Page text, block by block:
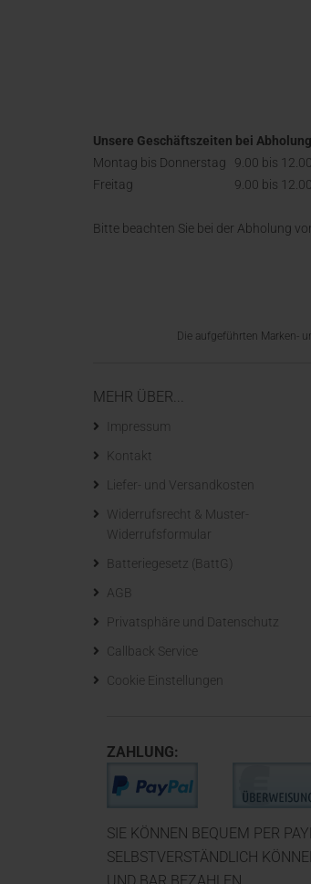
Unsere Geschäftszeiten bei
Montag bis Donnerstag
9.00 bis
Freitag
9.00 bis
Bitte beachten Sie bei der Abholung
Die aufgeführten Marken-
MEHR ÜBER...
Impressum
Kontakt
Liefer- und Versandkosten
Widerrufsrecht & Muster-
Widerrufsformular
Batteriegesetz (BattG)
AGB
Privatsphäre und Datenschutz
Callback Service
Cookie Einstellungen
ZAHLUNG:
SIE KÖNNEN BEQUEM PER
SELBSTVERSTÄNDLICH